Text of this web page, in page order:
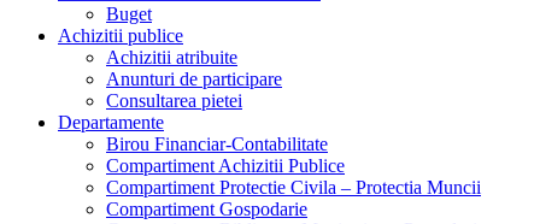
Buget
Achizitii publice
Achizitii atribuite
Anunturi de participare
Consultarea pietei
Departamente
Birou Financiar-Contabilitate
Compartiment Achizitii Publice
Compartiment Protectie Civila – Protectia Muncii
Compartiment Gospodarie